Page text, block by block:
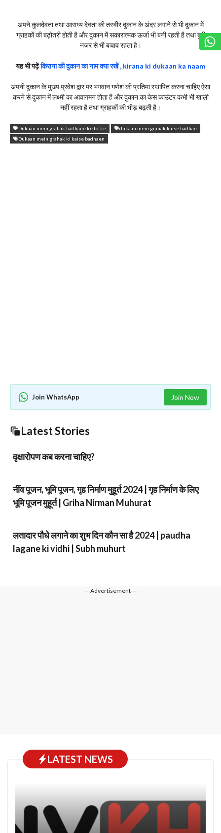
अपने कुलदेवता तथा आराध्य देवता की तस्वीर दुकान के अंदर लगाने से भी दुकान में
ग्राहकों की बढ़ोतरी होती है और दुकान में सकारात्मक ऊर्जा भी बनी रहती है तथा बुरी
नजर से भी बचाव रहता है।
यह भी पढ़ेंकिराना की दुकान का नाम क्या रखें , kirana ki dukaan ka naam
अपनी दुकान के मुख्य प्रवेश द्वार पर भगवान गणेश की प्रतिमा स्थापित करना चाहिए ऐसा
करने से दुकान में लक्ष्मी का आवागमन होता है और दुकान का केस काउंटर कभी भी खाली
नहीं रहता है तथा ग्राहकों की भीड़ बढ़ती है।
Dukaan mein grahak badhane ke totke
dukaan mein grahak kaise badhae
Dukaan mein grahak ki kaise badhaen
Join WhatsApp Join Now
Latest Stories
वृक्षारोपण कब करना चाहिए?
नींव पूजन, भूमि पूजन, गृह निर्माण मुहूर्त 2024 | गृह निर्माण के लिए
भूमि पूजन मुहूर्त | Griha Nirman Muhurat
लतादार पौधे लगाने का शुभ दिन कौन सा है 2024 | paudha
lagane ki vidhi | Subh muhurt
---Advertisement---
LATEST NEWS